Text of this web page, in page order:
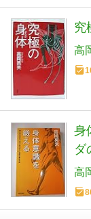
究
高
身
ダ
高